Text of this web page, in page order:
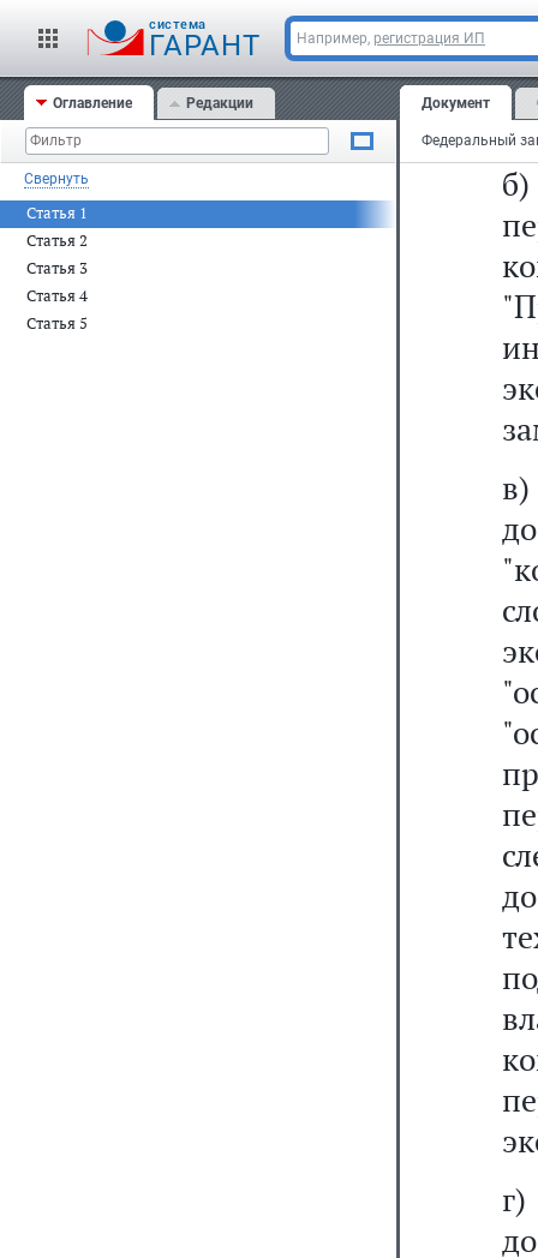
cистема
ГАРАНТ Например, регистрация ИП
Оглавление Редакции
Свернуть
Статья 1
Статья 2
Статья 3
Статья 4
Статья 5
Документ